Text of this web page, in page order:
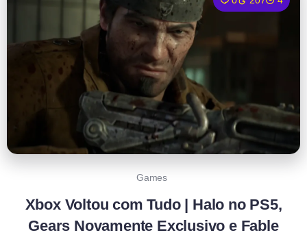
Games
Xbox Voltou com Tudo | Halo no PS5,
Gears Novamente Exclusivo e Fable